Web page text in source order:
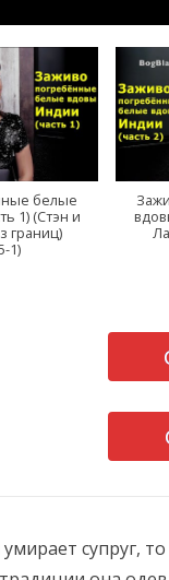
белые
1) (Стэн и
границ)
1)
супруг, то